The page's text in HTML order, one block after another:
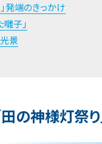
発端のきっかけ
子」
景
の神様灯祭り